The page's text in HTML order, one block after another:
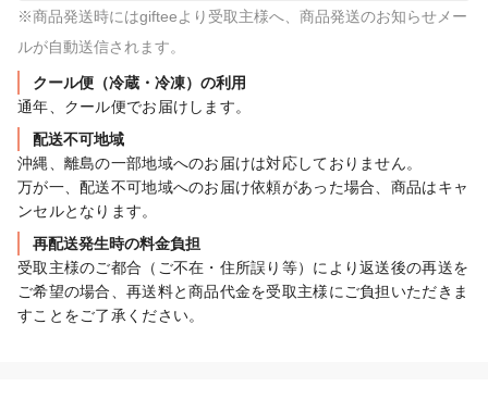
※商品発送時にはgifteeより受取主様へ、商品発送のお知らせメー
ルが自動送信されます。
クール便（冷蔵・冷凍）の利用
通年、クール便でお届けします。
配送不可地域
沖縄、離島の一部地域へのお届けは対応しておりません。
万が一、配送不可地域へのお届け依頼があった場合、商品はキャ
ンセルとなります。
再配送発生時の料金負担
受取主様のご都合（ご不在・住所誤り等）により返送後の再送を
ご希望の場合、再送料と商品代金を受取主様にご負担いただきま
すことをご了承ください。